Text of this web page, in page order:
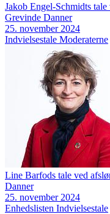
Jakob Engel-Schmidts
Grevinde Danner
25. november 2024
Indvielsestale Moderaterne
Line Barfods tale ved
Danner
25. november 2024
Enhedslisten Indvielsestale